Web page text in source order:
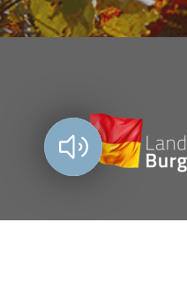
Vorlesen?